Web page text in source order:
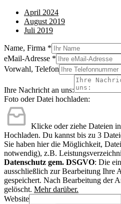
April 2024
August 2019
Juli 2019
Name, Firma *
eMail-Adresse *
Vorwahl, Telefon
Ihre Nachricht an uns:
Foto oder Datei hochladen:
Klicke oder ziehe Dateien
Hochladen. Du kannst bis zu 3
Sie haben hier die Möglichkeit,
notwendig), z.B.
Datenschutz gem. DSGVO: Die
ausschließlich zur Bearbeitung Ihre
gespeichert. Nach Bearbeitung der
gelöscht. Mehr darüber.
Website